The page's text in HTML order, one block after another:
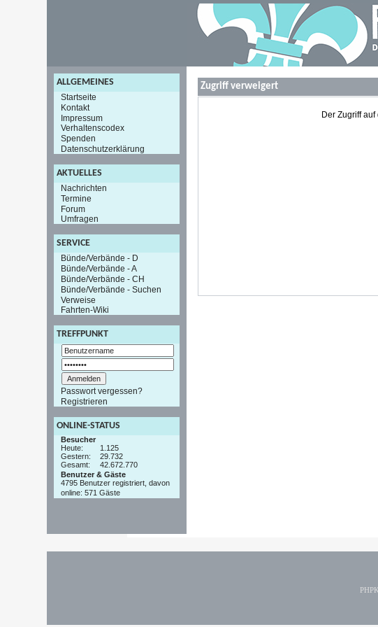
ALLGEMEINES
Startseite
Kontakt
Impressum
Verhaltenscodex
Spenden
Datenschutzerklärung
AKTUELLES
Nachrichten
Termine
Forum
Umfragen
SERVICE
Bünde/Verbände - D
Bünde/Verbände - A
Bünde/Verbände - CH
Bünde/Verbände - Suchen
Verweise
Fahrten-Wiki
TREFFPUNKT
Passwort vergessen?
Registrieren
ONLINE-STATUS
Besucher
Heute:
1.125
Gestern:
29.732
Gesamt:
42.672.770
Benutzer & Gäste
4795 Benutzer registriert, davon
online: 571 Gäste
Zugriff verweigert
Der Zugriff